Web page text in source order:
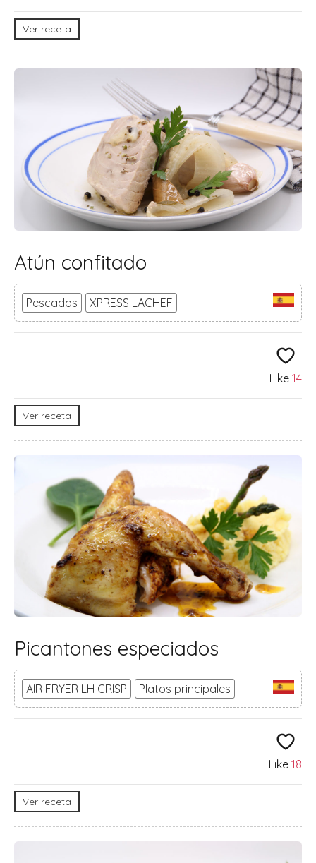
Ver receta
Atún confitado
Pescados XPRESS LACHEF
Like 14
Ver receta
Picantones especiados
AIR FRYER LH CRISP Platos principales
Like 18
Ver receta